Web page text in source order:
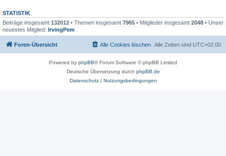
STATISTIK
Beiträge insgesamt 132012 • Themen insgesamt 7965 • Mitglieder insgesamt 2048 • Unser
neuestes Mitglied: IrvingPem
Foren-Übersicht Alle Zeiten sind UTC+02:00
Alle Cookies löschen
Powered by phpBB® Forum Software © phpBB Limited
Deutsche Übersetzung durch phpBB.de
Datenschutz| Nutzungsbedingungen